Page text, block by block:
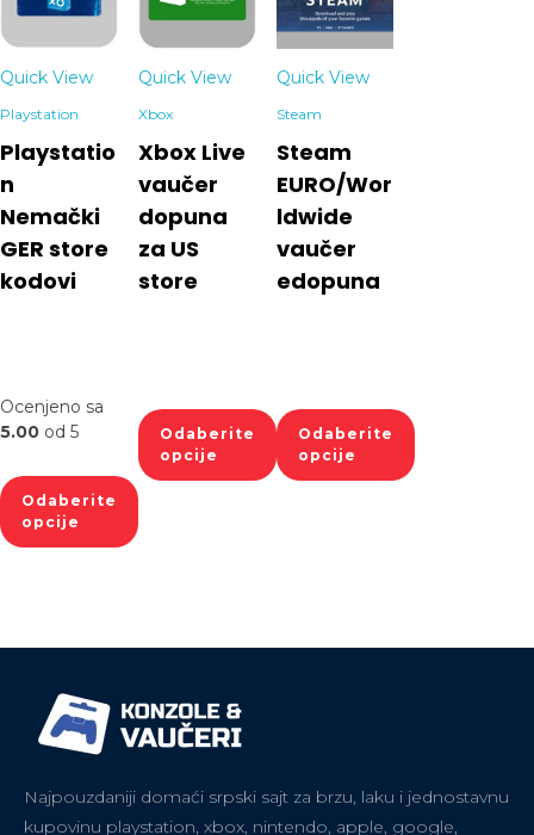
Quick View
Playstation
Playstatio
n
Nemački
GER store
kodovi
Ocenjeno sa
5.00 od 5
Odaberite
opcije
Quick View
Xbox
Xbox Live
vaučer
dopuna
za US
store
Odaberite
opcije
Quick View
Steam
Steam
EURO/Wor
ldwide
vaučer
edopuna
Odaberite
opcije
Najpouzdaniji domaći srpski sajt za brzu, laku i jednostavnu
kupovinu playstation, xbox, nintendo, apple, google,